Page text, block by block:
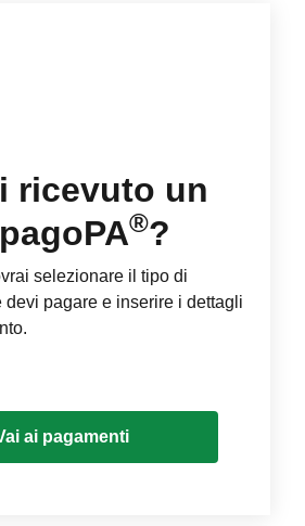
ricevuto un
®?
selezionare il tipo di
devi pagare e inserire i dettagli
ai pagamenti